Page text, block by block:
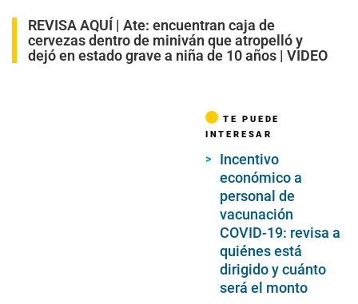
REVISA AQUÍ | Ate: encuentran caja de
cervezas dentro de miniván que atropelló y
dejó en estado grave a niña de 10 años | VIDEO
TE PUEDE
INTERESAR
Incentivo
económico a
personal de
vacunación
COVID-19: revisa a
quiénes está
dirigido y cuánto
será el monto